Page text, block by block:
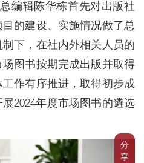
分
享
编辑陈华栋首先对出版社
的建设、实施情况做了总
下，在社内外相关人员的
图书按期完成出版并取得
工作有序推进，取得初步成
2024年度市场图书的遴选